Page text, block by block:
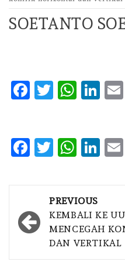
SOETANTO
Facebook
Twitter
Facebook
Twitter
navigation
PREVIOUS
KEMBALI KE
MENCEGAH
DAN VERTIKAL